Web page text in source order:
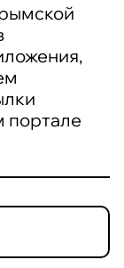
портале